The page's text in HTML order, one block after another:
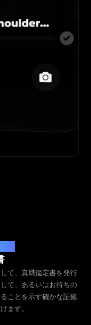
て、真贋鑑定書を発行
て、あるいはお持ちの
ことを示す確かな証拠
ます。